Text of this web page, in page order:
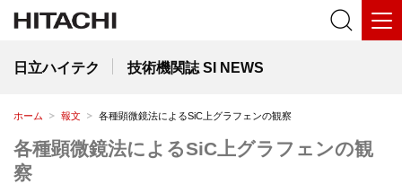
日立ハイテク 技術機関誌 SI NEWS
ホーム 報文 各種顕微鏡法によるSiC上グラフェンの観察
各種顕微鏡法によるSiC上グラフェンの観
察